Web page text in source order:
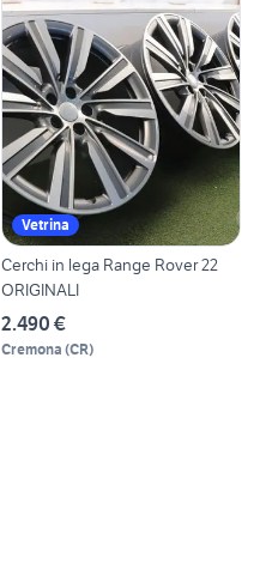
Vetrina
Cerchi in lega Range Rover 22
ORIGINALI
2.490 €
Cremona (CR)